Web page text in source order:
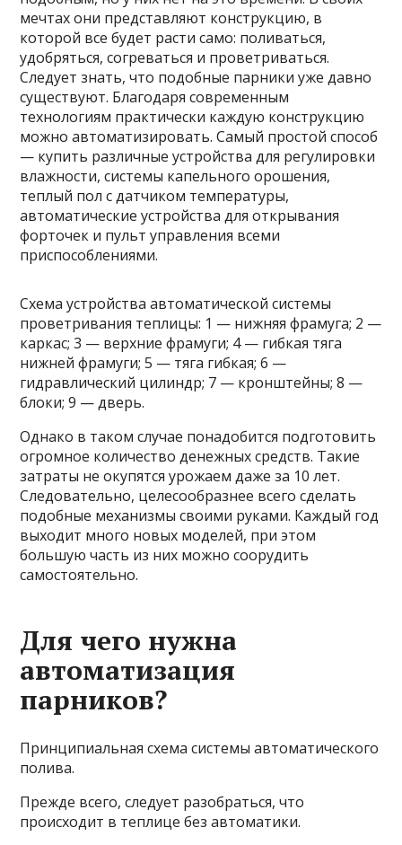
мечтах они представляют конструкцию, в
которой все будет расти само: поливаться,
удобряться, согреваться и проветриваться.
Следует знать, что подобные парники уже давно
существуют. Благодаря современным
технологиям практически каждую конструкцию
можно автоматизировать. Самый простой способ
— купить различные устройства для регулировки
влажности, системы капельного орошения,
теплый пол с датчиком температуры,
автоматические устройства для открывания
форточек и пульт управления всеми
приспособлениями.
Схема устройства автоматической системы
проветривания теплицы: 1 — нижняя фрамуга; 2 —
каркас; 3 — верхние фрамуги; 4 — гибкая тяга
нижней фрамуги; 5 — тяга гибкая; 6 —
гидравлический цилиндр; 7 — кронштейны; 8 —
блоки; 9 — дверь.
Однако в таком случае понадобится подготовить
огромное количество денежных средств. Такие
затраты не окупятся урожаем даже за 10 лет.
Следовательно, целесообразнее всего сделать
подобные механизмы своими руками. Каждый год
выходит много новых моделей, при этом
большую часть из них можно соорудить
самостоятельно.
Для чего нужна
автоматизация
парников?
Принципиальная схема системы автоматического
полива.
Прежде всего, следует разобраться, что
происходит в теплице без автоматики.